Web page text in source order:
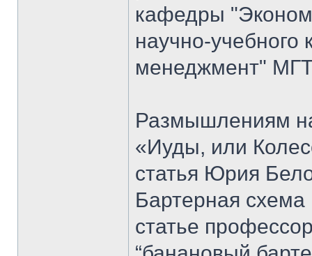
кафедры
научно-
менеджмент"
Размышлениям
«Иуды, или
статья Юрия
Бартерная схема
статье